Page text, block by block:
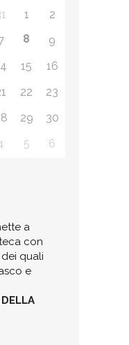
1
2
8
9
15
16
22
23
29
30
5 6
a
con
quali
e